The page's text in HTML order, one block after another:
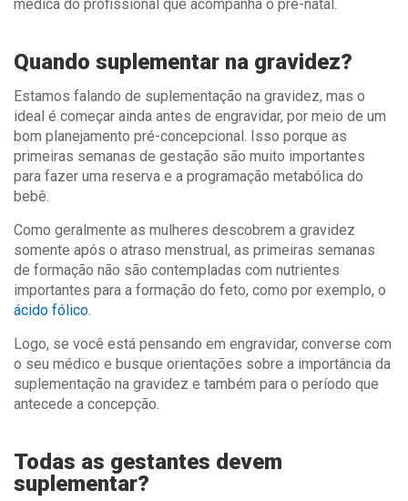
médica do profissional que acompanha o pré-natal.
Quando suplementar na gravidez?
Estamos falando de suplementação na gravidez, mas o
ideal é começar ainda antes de engravidar, por meio de um
bom planejamento pré-concepcional. Isso porque as
primeiras semanas de gestação são muito importantes
para fazer uma reserva e a programação metabólica do
bebê.
Como geralmente as mulheres descobrem a gravidez
somente após o atraso menstrual, as primeiras semanas
de formação não são contempladas com nutrientes
importantes para a formação do feto, como por exemplo, o
ácido fólico.
Logo, se você está pensando em engravidar, converse com
o seu médico e busque orientações sobre a importância da
suplementação na gravidez e também para o período que
antecede a concepção.
Todas as gestantes devem
suplementar?